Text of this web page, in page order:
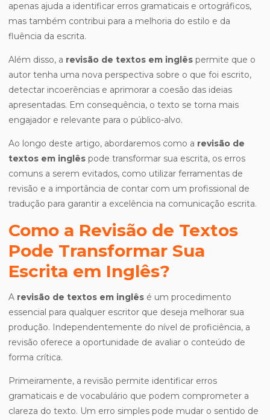
apenas ajuda a identificar erros gramaticais e ortográficos,
mas também contribui para a melhoria do estilo e da
fluência da escrita.
Além disso, a revisão de textos em inglês permite que o
autor tenha uma nova perspectiva sobre o que foi escrito,
detectar incoerências e aprimorar a coesão das ideias
apresentadas. Em consequência, o texto se torna mais
engajador e relevante para o público-alvo.
Ao longo deste artigo, abordaremos como a revisão de
textos em inglês pode transformar sua escrita, os erros
comuns a serem evitados, como utilizar ferramentas de
revisão e a importância de contar com um profissional de
tradução para garantir a excelência na comunicação escrita.
Como a Revisão de Textos
Pode Transformar Sua
Escrita em Inglês?
A revisão de textos em inglês é um procedimento
essencial para qualquer escritor que deseja melhorar sua
produção. Independentemente do nível de proficiência, a
revisão oferece a oportunidade de avaliar o conteúdo de
forma crítica.
Primeiramente, a revisão permite identificar erros
gramaticais e de vocabulário que podem comprometer a
clareza do texto. Um erro simples pode mudar o sentido de